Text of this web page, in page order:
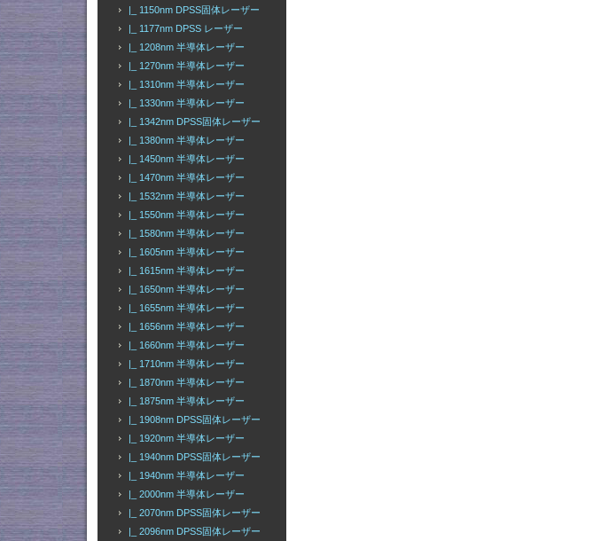
|_ 1150nm DPSS固体レーザー
|_ 1177nm DPSS レーザー
|_ 1208nm 半導体レーザー
|_ 1270nm 半導体レーザー
|_ 1310nm 半導体レーザー
|_ 1330nm 半導体レーザー
|_ 1342nm DPSS固体レーザー
|_ 1380nm 半導体レーザー
|_ 1450nm 半導体レーザー
|_ 1470nm 半導体レーザー
|_ 1532nm 半導体レーザー
|_ 1550nm 半導体レーザー
|_ 1580nm 半導体レーザー
|_ 1605nm 半導体レーザー
|_ 1615nm 半導体レーザー
|_ 1650nm 半導体レーザー
|_ 1655nm 半導体レーザー
|_ 1656nm 半導体レーザー
|_ 1660nm 半導体レーザー
|_ 1710nm 半導体レーザー
|_ 1870nm 半導体レーザー
|_ 1875nm 半導体レーザー
|_ 1908nm DPSS固体レーザー
|_ 1920nm 半導体レーザー
|_ 1940nm DPSS固体レーザー
|_ 1940nm 半導体レーザー
|_ 2000nm 半導体レーザー
|_ 2070nm DPSS固体レーザー
|_ 2096nm DPSS固体レーザー